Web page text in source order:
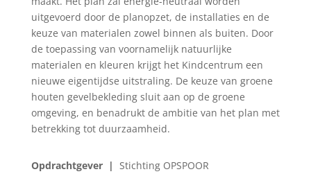
uitgevoerd door de planopzet, de installaties en de
keuze van materialen zowel binnen als buiten. Door
de toepassing van voornamelijk natuurlijke
materialen en kleuren krijgt het Kindcentrum een
nieuwe eigentijdse uitstraling. De keuze van groene
houten gevelbekleding sluit aan op de groene
omgeving, en benadrukt de ambitie van het plan met
betrekking tot duurzaamheid.
Opdrachtgever | Stichting OPSPOOR